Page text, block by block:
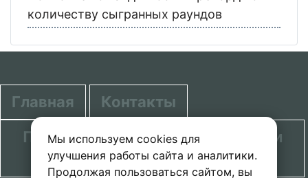
Мы используем cookies для
улучшения работы сайта и аналитики.
Продолжая пользоваться сайтом, вы
количеству сыгранных раундов
Главная
Контакты
Политика в отношении обработки
персональных данных